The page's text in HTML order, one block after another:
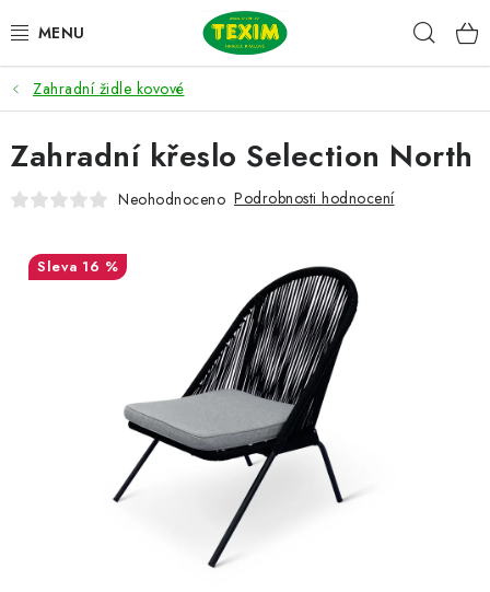
na
ZAHRADNÍ SESTAVY
ŽIDLE
STOLY
LAVICE
Zahradní židle kovové
Zahradní křeslo Selection North
Neohodnoceno Podrobnosti hodnocení
16 %